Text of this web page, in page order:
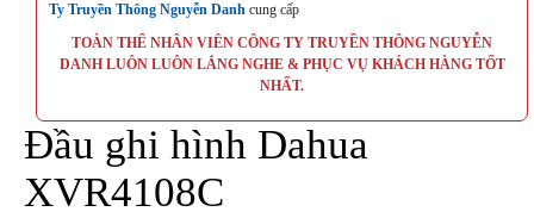
Ty Truyền Thông Nguyễn Danh cung cấp
TOÀN THỂ NHÂN VIÊN CÔNG TY TRUYỀN THÔNG NGUYỄN
DANH LUÔN LUÔN LẮNG NGHE & PHỤC VỤ KHÁCH HÀNG TỐT
NHẤT.
Đầu ghi hình Dahua
XVR4108C